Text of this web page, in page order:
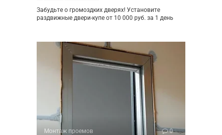
Забудьте о громоздких дверях! Установите
раздвижные двери-купе от 10 000 руб. за 1 день
Монтаж проемов 0